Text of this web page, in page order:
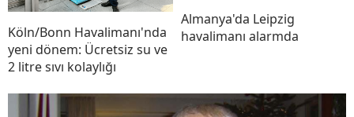
Köln/Bonn Havalimanı'nda
yeni dönem: Ücretsiz su ve
2 litre sıvı kolaylığı
Almanya'da Leipzig
havalimanı alarmda